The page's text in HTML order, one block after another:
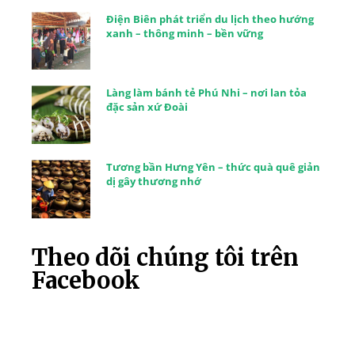
Điện Biên phát triển du lịch theo hướng
xanh – thông minh – bền vững
Làng làm bánh tẻ Phú Nhi – nơi lan tỏa
đặc sản xứ Đoài
Tương bần Hưng Yên – thức quà quê giản
dị gây thương nhớ
Theo dõi chúng tôi trên
Facebook